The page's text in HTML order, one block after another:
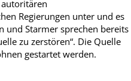
Regierungen unter und es
und Starmer sprechen bereits
zu zerstören“. Die Quelle
gestartet werden.